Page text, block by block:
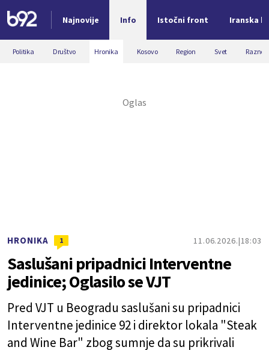
Najnovije Info Istočni front Iranska
Nova vest
Politika Društvo Hronika Kosovo Region Svet Razno
HRONIKA 1 11.06.2026. 18:03
Saslušani pripadnici Interventne
jedinice; Oglasilo se VJT
Pred VJT u Beogradu saslušani su pripadnici
Interventne jedinice 92 i direktor lokala "Steak
and Wine Bar" zbog sumnje da su prikrivali